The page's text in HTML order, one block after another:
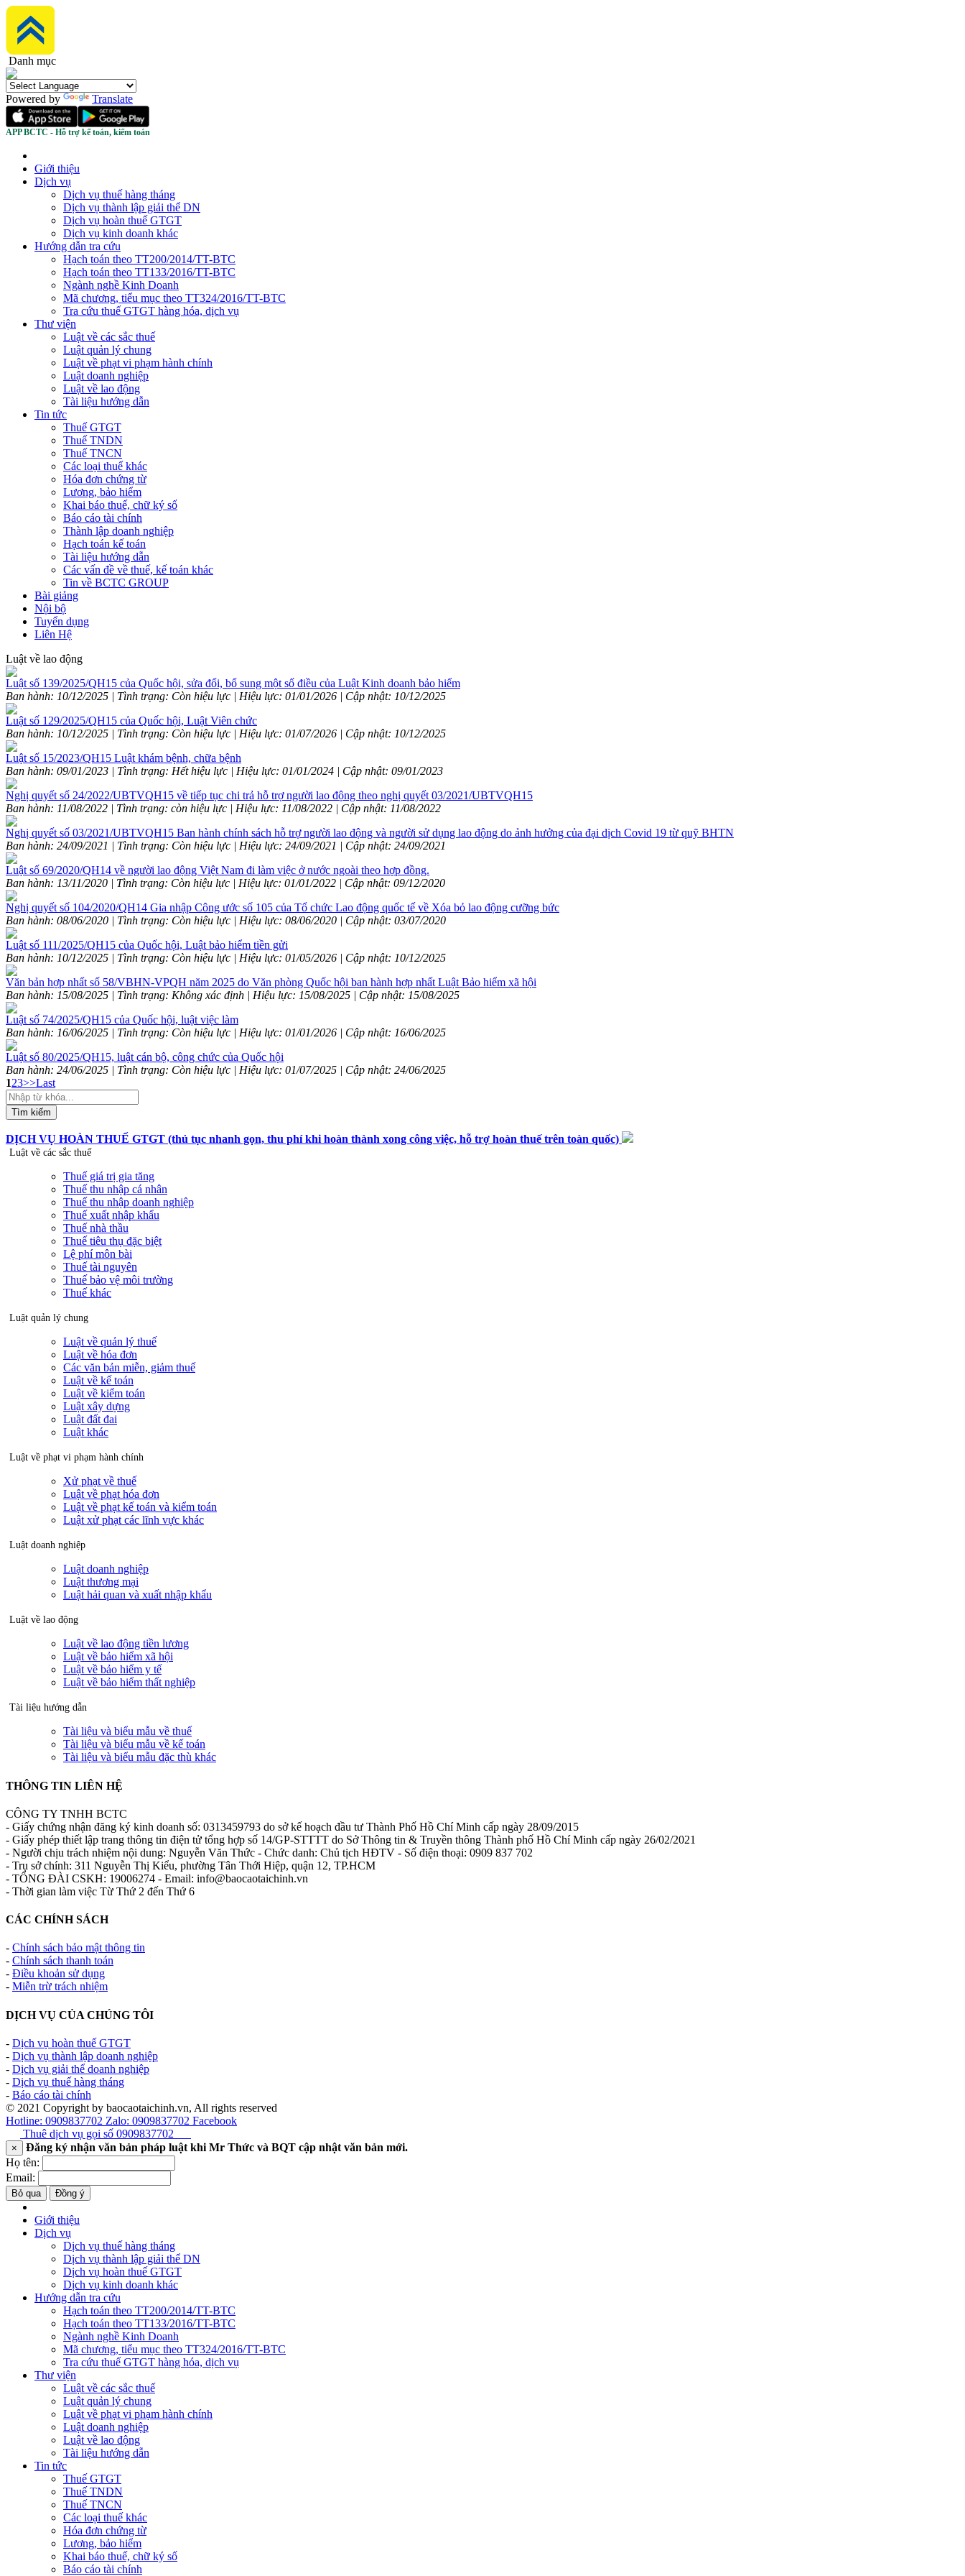
Danh mục
Powered by Translate
APP BCTC - Hỗ trợ kế toán, kiểm toán
Giới thiệu
Dịch vụ
Dịch vụ thuế hàng tháng
Dịch vụ thành lập giải thể DN
Dịch vụ hoàn thuế GTGT
Dịch vụ kinh doanh khác
Hướng dẫn tra cứu
Hạch toán theo TT200/2014/TT-BTC
Hạch toán theo TT133/2016/TT-BTC
Ngành nghề Kinh Doanh
Mã chương, tiểu mục theo TT324/2016/TT-BTC
Tra cứu thuế GTGT hàng hóa, dịch vụ
Thư viện
Luật về các sắc thuế
Luật quản lý chung
Luật về phạt vi phạm hành chính
Luật doanh nghiệp
Luật về lao động
Tài liệu hướng dẫn
Tin tức
Thuế GTGT
Thuế TNDN
Thuế TNCN
Các loại thuế khác
Hóa đơn chứng từ
Lương, bảo hiểm
Khai báo thuế, chữ ký số
Báo cáo tài chính
Thành lập doanh nghiệp
Hạch toán kế toán
Tài liệu hướng dẫn
Các vấn đề về thuế, kế toán khác
Tin về BCTC GROUP
Bài giảng
Nội bộ
Tuyển dụng
Liên Hệ
Luật về lao động
Luật số 139/2025/QH15 của Quốc hội, sửa đổi, bổ sung một số điều của Luật Kinh doanh bảo hiểm
Ban hành: 10/12/2025 | Tình trạng: Còn hiệu lực | Hiệu lực: 01/01/2026 | Cập nhật: 10/12/2025
Luật số 129/2025/QH15 của Quốc hội, Luật Viên chức
Ban hành: 10/12/2025 | Tình trạng: Còn hiệu lực | Hiệu lực: 01/07/2026 | Cập nhật: 10/12/2025
Luật số 15/2023/QH15 Luật khám bệnh, chữa bệnh
Ban hành: 09/01/2023 | Tình trạng: Hết hiệu lực | Hiệu lực: 01/01/2024 | Cập nhật: 09/01/2023
Nghị quyết số 24/2022/UBTVQH15 về tiếp tục chi trả hỗ trợ người lao động theo nghị quyết 03/2021/UBTVQH15
Ban hành: 11/08/2022 | Tình trạng: còn hiệu lực | Hiệu lực: 11/08/2022 | Cập nhật: 11/08/2022
Nghị quyết số 03/2021/UBTVQH15 Ban hành chính sách hỗ trợ người lao động và người sử dụng lao động do ảnh hưởng của đại dịch Covid 19 từ quỹ BHTN
Ban hành: 24/09/2021 | Tình trạng: Còn hiệu lực | Hiệu lực: 24/09/2021 | Cập nhật: 24/09/2021
Luật số 69/2020/QH14 về người lao động Việt Nam đi làm việc ở nước ngoài theo hợp đồng.
Ban hành: 13/11/2020 | Tình trạng: Còn hiệu lực | Hiệu lực: 01/01/2022 | Cập nhật: 09/12/2020
Nghị quyết số 104/2020/QH14 Gia nhập Công ước số 105 của Tổ chức Lao động quốc tế về Xóa bỏ lao động cưỡng bức
Ban hành: 08/06/2020 | Tình trạng: Còn hiệu lực | Hiệu lực: 08/06/2020 | Cập nhật: 03/07/2020
Luật số 111/2025/QH15 của Quốc hội, Luật bảo hiểm tiền gửi
Ban hành: 10/12/2025 | Tình trạng: Còn hiệu lực | Hiệu lực: 01/05/2026 | Cập nhật: 10/12/2025
Văn bản hợp nhất số 58/VBHN-VPQH năm 2025 do Văn phòng Quốc hội ban hành hợp nhất Luật Bảo hiểm xã hội
Ban hành: 15/08/2025 | Tình trạng: Không xác định | Hiệu lực: 15/08/2025 | Cập nhật: 15/08/2025
Luật số 74/2025/QH15 của Quốc hội, luật việc làm
Ban hành: 16/06/2025 | Tình trạng: Còn hiệu lực | Hiệu lực: 01/01/2026 | Cập nhật: 16/06/2025
Luật số 80/2025/QH15, luật cán bộ, công chức của Quốc hội
Ban hành: 24/06/2025 | Tình trạng: Còn hiệu lực | Hiệu lực: 01/07/2025 | Cập nhật: 24/06/2025
123>>Last
Tìm kiếm
DỊCH VỤ HOÀN THUẾ GTGT (thủ tục nhanh gọn, thu phí khi hoàn thành xong công việc, hỗ trợ hoàn thuế trên toàn quốc)
Luật về các sắc thuế
Thuế giá trị gia tăng
Thuế thu nhập cá nhân
Thuế thu nhập doanh nghiệp
Thuế xuất nhập khẩu
Thuế nhà thầu
Thuế tiêu thụ đặc biệt
Lệ phí môn bài
Thuế tài nguyên
Thuế bảo vệ môi trường
Thuế khác
Luật quản lý chung
Luật về quản lý thuế
Luật về hóa đơn
Các văn bản miễn, giảm thuế
Luật về kế toán
Luật về kiểm toán
Luật xây dựng
Luật đất đai
Luật khác
Luật về phạt vi phạm hành chính
Xử phạt về thuế
Luật về phạt hóa đơn
Luật về phạt kế toán và kiểm toán
Luật xử phạt các lĩnh vực khác
Luật doanh nghiệp
Luật doanh nghiệp
Luật thương mại
Luật hải quan và xuất nhập khẩu
Luật về lao động
Luật về lao động tiền lương
Luật về bảo hiểm xã hội
Luật về bảo hiểm y tế
Luật về bảo hiểm thất nghiệp
Tài liệu hướng dẫn
Tài liệu và biểu mẫu về thuế
Tài liệu và biểu mẫu về kế toán
Tài liệu và biểu mẫu đặc thù khác
THÔNG TIN LIÊN HỆ
CÔNG TY TNHH BCTC
- Giấy chứng nhận đăng ký kinh doanh số: 0313459793 do sở kế hoạch đầu tư Thành Phố Hồ Chí Minh cấp ngày 28/09/2015
- Giấy phép thiết lập trang thông tin điện tử tổng hợp số 14/GP-STTTT do Sở Thông tin & Truyền thông Thành phố Hồ Chí Minh cấp ngày 26/02/2021
- Người chịu trách nhiệm nội dung: Nguyễn Văn Thức - Chức danh: Chủ tịch HĐTV - Số điện thoại: 0909 837 702
- Trụ sở chính: 311 Nguyễn Thị Kiểu, phường Tân Thới Hiệp, quận 12, TP.HCM
- TỔNG ĐÀI CSKH: 19006274 - Email: info@baocaotaichinh.vn
- Thời gian làm việc Từ Thứ 2 đến Thứ 6
CÁC CHÍNH SÁCH
- Chính sách bảo mật thông tin
- Chính sách thanh toán
- Điều khoản sử dụng
- Miễn trừ trách nhiệm
DỊCH VỤ CỦA CHÚNG TÔI
- Dịch vụ hoàn thuế GTGT
- Dịch vụ thành lập doanh nghiệp
- Dịch vụ giải thể doanh nghiệp
- Dịch vụ thuế hàng tháng
- Báo cáo tài chính
© 2021 Copyright by baocaotaichinh.vn, All rights reserved
Hotline: 0909837702 Zalo: 0909837702 Facebook
Thuê dịch vụ gọi số 0909837702
×
Đăng ký nhận văn bản pháp luật khi Mr Thức và BQT cập nhật văn bản mới.
Họ tên:
Email:
Bỏ qua Đồng ý
Giới thiệu
Dịch vụ
Dịch vụ thuế hàng tháng
Dịch vụ thành lập giải thể DN
Dịch vụ hoàn thuế GTGT
Dịch vụ kinh doanh khác
Hướng dẫn tra cứu
Hạch toán theo TT200/2014/TT-BTC
Hạch toán theo TT133/2016/TT-BTC
Ngành nghề Kinh Doanh
Mã chương, tiểu mục theo TT324/2016/TT-BTC
Tra cứu thuế GTGT hàng hóa, dịch vụ
Thư viện
Luật về các sắc thuế
Luật quản lý chung
Luật về phạt vi phạm hành chính
Luật doanh nghiệp
Luật về lao động
Tài liệu hướng dẫn
Tin tức
Thuế GTGT
Thuế TNDN
Thuế TNCN
Các loại thuế khác
Hóa đơn chứng từ
Lương, bảo hiểm
Khai báo thuế, chữ ký số
Báo cáo tài chính